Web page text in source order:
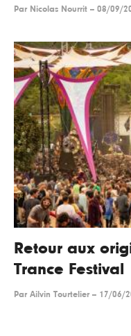
Par Nicolas Nourrit -- 08/09/
Retour aux
Trance Festival
Par Ailvin Tourtelier -- 17/06/